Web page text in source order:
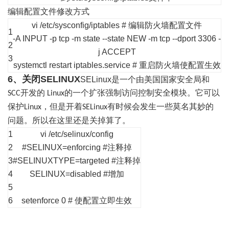
编辑配置文件修改方式
1
2
3
vi /etc/sysconfig/iptables # 编辑防火墙配置文件
-A INPUT -p tcp -m state --state NEW -m tcp --dport 3306 -
j ACCEPT
systemctl restart iptables.service # 重启防火墙使配置生效
6、关闭SELINUXSELinux是一个由美国国家安全局和
SCC开发的 Linux的一个扩张强制访问控制安全模块。它可以
保护Linux ，但是开着SELinux有时候会发生一些莫名其妙的
问题。所以在这里还是关掉算了。
1
2
3
4
5
6
vi /etc/selinux/config
#SELINUX=enforcing #注释掉
#SELINUXTYPE=targeted #注释掉
SELINUX=disabled #增加
setenforce 0 # 使配置立即生效